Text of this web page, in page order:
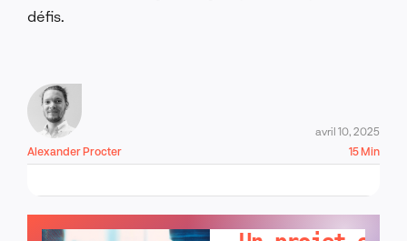
défis.
Alexander Procter
avril 10, 2025
15 Min